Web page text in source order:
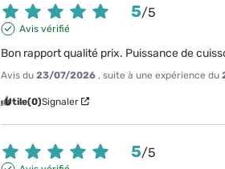
5/5
Avis vérifié
Bon rapport qualité prix. Puissance de
Avis du23/07/2026 , suite à une expérience du
Utile(0)Signaler
5/5